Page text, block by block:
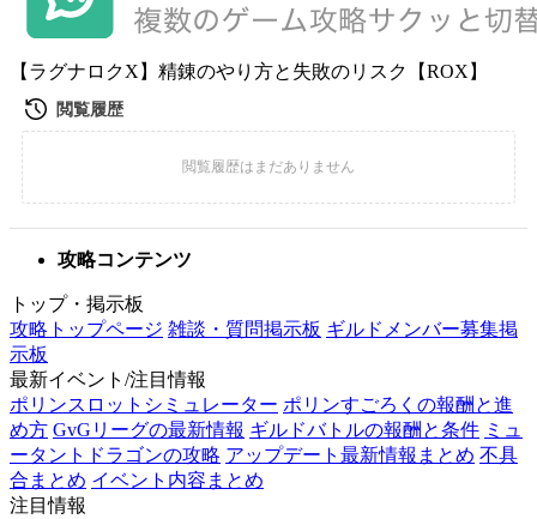
【ラグナロクX】精錬のやり方と失敗のリスク【ROX】
攻略コンテンツ
トップ・掲示板
攻略トップページ 雑談・質問掲示板 ギルドメンバー募集掲
示板
最新イベント/注目情報
ポリンスロットシミュレーター ポリンすごろくの報酬と進
め方 GvGリーグの最新情報 ギルドバトルの報酬と条件 ミュ
ータントドラゴンの攻略 アップデート最新情報まとめ 不具
合まとめ イベント内容まとめ
注目情報